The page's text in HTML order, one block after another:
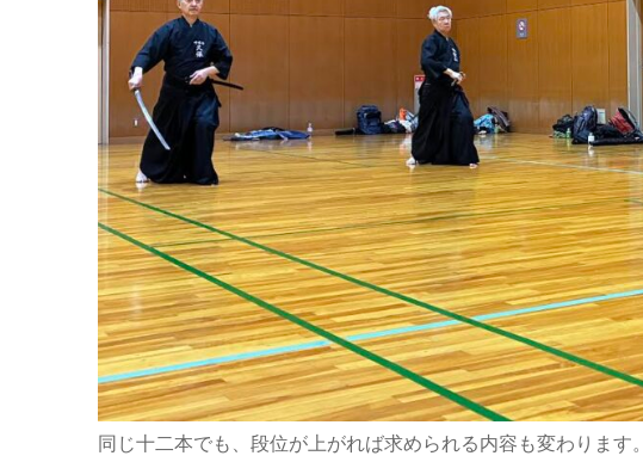
同じ十二本でも、段位が上がれば求められる内容も変わります。